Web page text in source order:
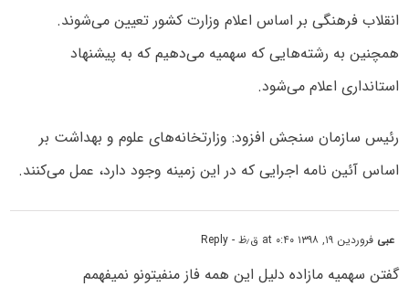
انقلاب فرهنگی بر اساس اعلام وزارت کشور تعیین می‌شوند.
همچنین به رشته‌هایی که سهمیه می‌دهیم که به پیشنهاد
استانداری اعلام می‌شود.
رئیس سازمان سنجش افزود: وزارتخانه‌های علوم و بهداشت بر
اساس آئین نامه اجرایی که در این زمینه وجود دارد، عمل می‌کنند.
عبی فروردین ۱۹, ۱۳۹۸ at ۰:۴۰ ق٫ظ - Reply
گفتن سهمیه مازاده دلیل این همه فاز منفیتونو نمیفهمم